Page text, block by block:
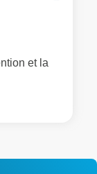
et la